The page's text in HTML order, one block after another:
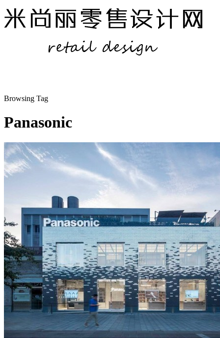
Browsing Tag
Panasonic